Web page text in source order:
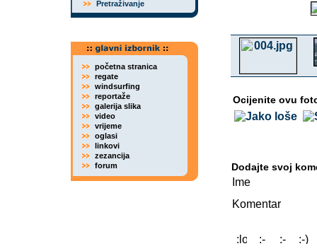
Pretraživanje
početna stranica
regate
windsurfing
reportaže
galerija slika
video
vrijeme
oglasi
linkovi
zezancija
forum
Ocijenite ovu
Dodajte svoj
Ime
Komentar